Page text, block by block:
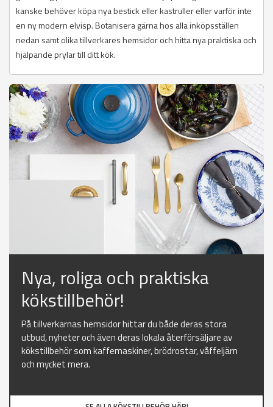
kanske behöver köpa nya bestick eller kastruller eller varför inte
en ny modern elvisp. Botanisera gärna hos alla inköpsställen
nedan samt olika tillverkares hemsidor och hitta nya praktiska och
hjälpande prylar till ditt kök.
Nya, roliga och praktiska
kökstillbehör!
På tillverkarnas hemsidor hittar du både deras stora
utbud, nyheter och även deras lokala återförsäljare av
kökstillbehör som kaffemaskiner, brödrostar, våffeljärn
och mycket mera.